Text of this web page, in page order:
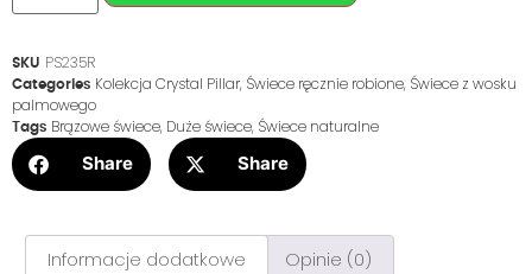
SKU PS235R
Categories Kolekcja Crystal Pillar, Świece ręcznie robione, Świece z wosku
palmowego
Tags Brązowe świece, Duże świece, Świece naturalne
Share Share
Informacje dodatkowe Opinie (0)